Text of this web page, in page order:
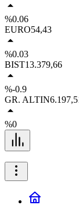
%0.06
EURO54,43
%0.03
BIST13.379,66
%-0.9
GR. ALTIN
%0